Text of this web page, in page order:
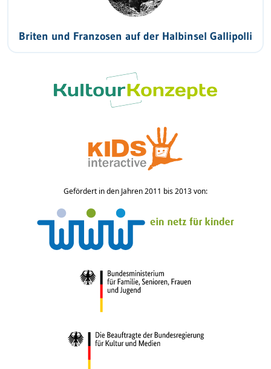
Briten und Franzosen auf der Halbinsel Gallipolli
Gefördert in den Jahren 2011 bis 2013 von: